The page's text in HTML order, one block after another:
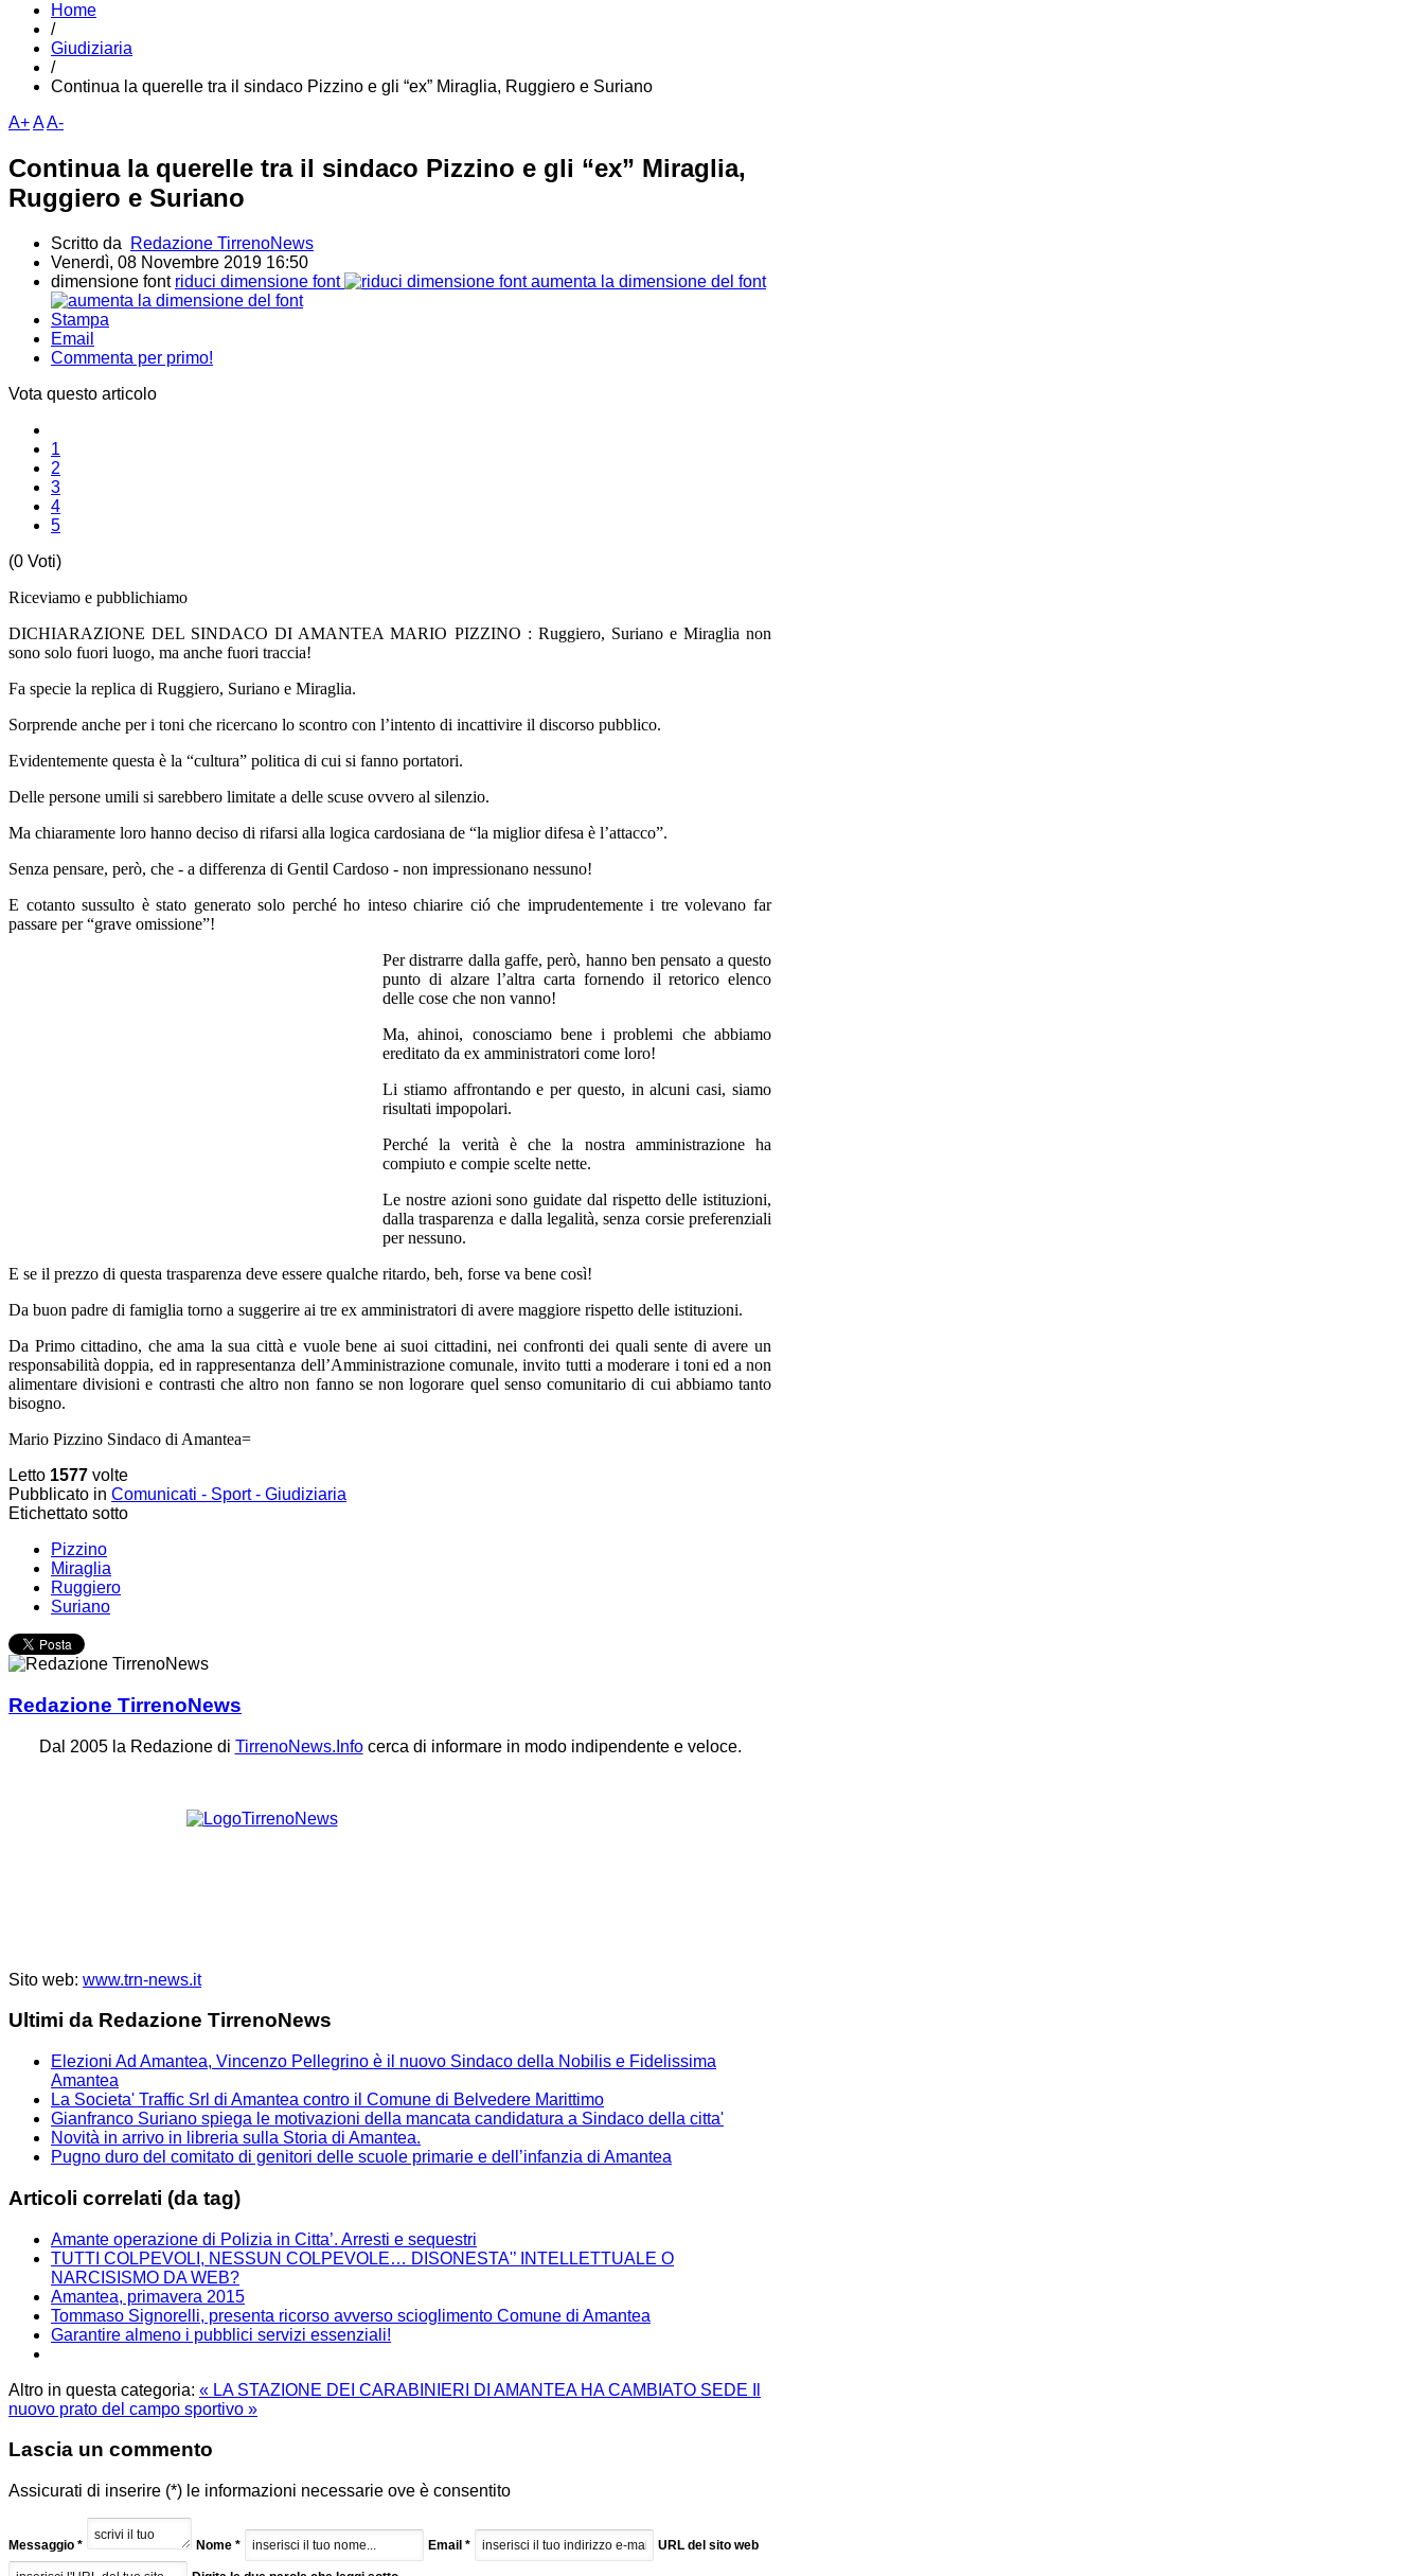
Home
/
Giudiziaria
/
Continua la querelle tra il sindaco Pizzino e gli “ex” Miraglia, Ruggiero e Suriano
A+AA-
Continua la querelle tra il sindaco Pizzino e gli “ex” Miraglia,
Ruggiero e Suriano
Scritto da
Redazione TirrenoNews
Venerdì, 08 Novembre 2019 16:50
dimensione font riduci dimensione font aumenta la dimensione del font
Stampa
Email
Commenta per primo!
Vota questo articolo
1
2
3
4
5
(0 Voti)
Riceviamo e pubblichiamo
DICHIARAZIONE DEL SINDACO DI AMANTEA MARIO PIZZINO : Ruggiero, Suriano e Miraglia non
sono solo fuori luogo, ma anche fuori traccia!
Fa specie la replica di Ruggiero, Suriano e Miraglia.
Sorprende anche per i toni che ricercano lo scontro con l’intento di incattivire il discorso pubblico.
Evidentemente questa è la “cultura” politica di cui si fanno portatori.
Delle persone umili si sarebbero limitate a delle scuse ovvero al silenzio.
Ma chiaramente loro hanno deciso di rifarsi alla logica cardosiana de “la miglior difesa è l’attacco”.
Senza pensare, però, che - a differenza di Gentil Cardoso - non impressionano nessuno!
E cotanto sussulto è stato generato solo perché ho inteso chiarire ció che imprudentemente i tre volevano far
passare per “grave omissione”!
Per distrarre dalla gaffe, però, hanno ben pensato a questo
punto di alzare l’altra carta fornendo il retorico elenco
delle cose che non vanno!
Ma, ahinoi, conosciamo bene i problemi che abbiamo
ereditato da ex amministratori come loro!
Li stiamo affrontando e per questo, in alcuni casi, siamo
risultati impopolari.
Perché la verità è che la nostra amministrazione ha
compiuto e compie scelte nette.
Le nostre azioni sono guidate dal rispetto delle istituzioni,
dalla trasparenza e dalla legalità, senza corsie preferenziali
per nessuno.
E se il prezzo di questa trasparenza deve essere qualche ritardo, beh, forse va bene così!
Da buon padre di famiglia torno a suggerire ai tre ex amministratori di avere maggiore rispetto delle istituzioni.
Da Primo cittadino, che ama la sua città e vuole bene ai suoi cittadini, nei confronti dei quali sente di avere un
responsabilità doppia, ed in rappresentanza dell’Amministrazione comunale, invito tutti a moderare i toni ed a non
alimentare divisioni e contrasti che altro non fanno se non logorare quel senso comunitario di cui abbiamo tanto
bisogno.
Mario Pizzino Sindaco di Amantea=
Letto 1577 volte
Pubblicato in Comunicati - Sport - Giudiziaria
Etichettato sotto
Pizzino
Miraglia
Ruggiero
Suriano
Redazione TirrenoNews
Dal 2005 la Redazione di TirrenoNews.Infocerca di informare in modo indipendente e veloce.
Sito web: www.trn-news.it
Ultimi da Redazione TirrenoNews
Elezioni Ad Amantea, Vincenzo Pellegrino è il nuovo Sindaco della Nobilis e Fidelissima
Amantea
La Societa' Traffic Srl di Amantea contro il Comune di Belvedere Marittimo
Gianfranco Suriano spiega le motivazioni della mancata candidatura a Sindaco della citta'
Novità in arrivo in libreria sulla Storia di Amantea.
Pugno duro del comitato di genitori delle scuole primarie e dell’infanzia di Amantea
Articoli correlati (da tag)
Amante operazione di Polizia in Citta’. Arresti e sequestri
TUTTI COLPEVOLI, NESSUN COLPEVOLE… DISONESTA'’ INTELLETTUALE O
NARCISISMO DA WEB?
Amantea, primavera 2015
Tommaso Signorelli, presenta ricorso avverso scioglimento Comune di Amantea
Garantire almeno i pubblici servizi essenziali!
Altro in questa categoria: « LA STAZIONE DEI CARABINIERI DI AMANTEA HA CAMBIATO SEDE
nuovo prato del campo sportivo »
Lascia un commento
Assicurati di inserire (*) le informazioni necessarie ove è consentito
Messaggio * Nome * Email * URL del sito web